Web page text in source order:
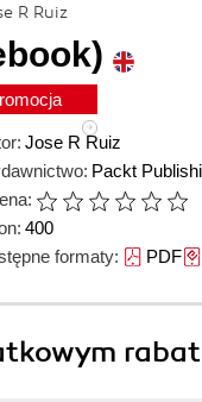
R Ruiz
Jose R Ruiz
Packt
400
formaty: PDF